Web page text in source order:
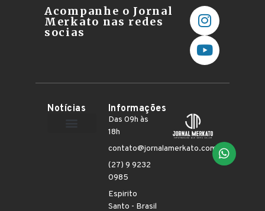
Acompanhe o Jornal
Merkato nas redes
socias
Notícias Informações
Das 09h às
18h
contato@jornalamerkato.com.br
(27) 9 9232
0985
Espirito
Santo - Brasil